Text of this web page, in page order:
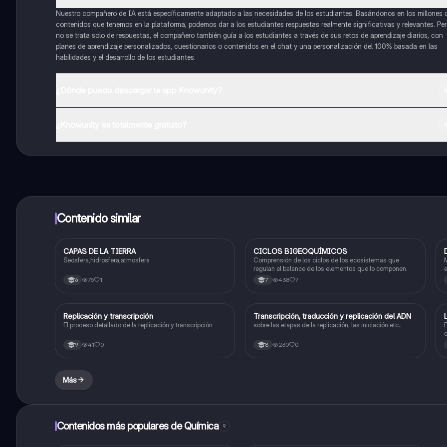
Nuestro compañero de IA está específicamente adaptado a las necesidades de los estudiantes. Basándonos en los millones
contenidos que tenemos en la plataforma, podemos dar a los estudiantes respuestas realmente significativas y relevantes.
no se trata solo de respuestas, el compañero también guía a los estudiantes a través de sus retos de aprendizaje diarios, con
planes de aprendizaje personalizados, cuestionarios o contenidos en el chat y una personalización del 100% basada en las
habilidades y el desarrollo de los estudiantes.
inmeditamente. Puedes ganar dinero utilizando la aplicación, que te permitirá acceder a determinadas funciones.
Contenido similar
Biologia
CAPAS DE LA TIERRA
Seosfera,hidrosfera,atmosfera
6 75 1
Biologia
CICLOS BIGEOQUÍMICOS
Comprensión de los ciclos de los ecosistemas que
regulan el balance de los elementos que lo componen.
7 438 7
Biologia
Replicación y transcripción
El proceso detallado de la replicación y transcripción
9 41 0
Biologia
Transcripción, traducción y replicación del ADN
sobre las etapas de la replicación, las iniciación etc..
8 230 0
Más
Contenidos más populares de Química 9